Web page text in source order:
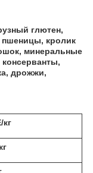
глютен,
пшеницы, кролик
минеральные
дрожжи,